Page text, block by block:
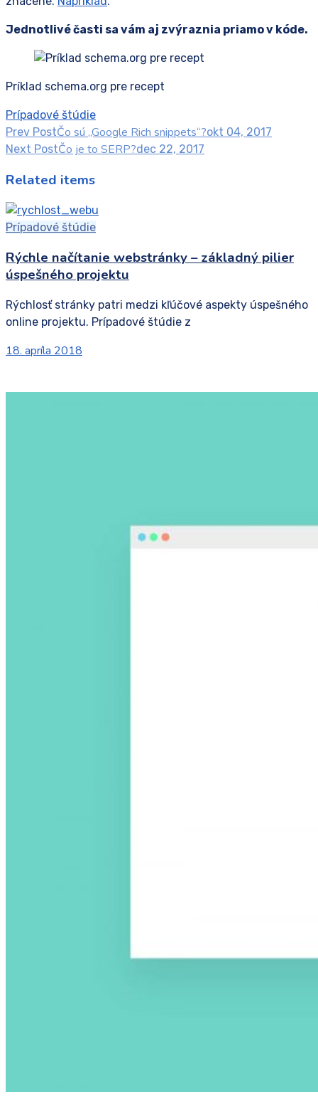
Jednotlivé časti sa vám aj zvýraznia priamo v kóde.
Príklad schema.org pre recept
Prípadové štúdie
Prev PostČo sú „Google Rich snippets“?okt 04, 2017
Next PostČo je to SERP?dec 22, 2017
Related items
Prípadové štúdie
Rýchle načítanie webstránky – základný pilier
úspešného projektu
Rýchlosť stránky patri medzi kľúčové aspekty úspešného
online projektu. Prípadové štúdie z
18. apríla 2018